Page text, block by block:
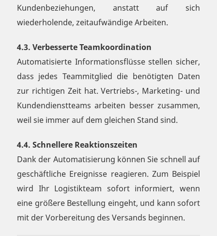
Kundenbeziehungen, anstatt auf sich
wiederholende, zeitaufwändige Arbeiten.
4.3. Verbesserte Teamkoordination
Automatisierte Informationsflüsse stellen sicher,
dass jedes Teammitglied die benötigten Daten
zur richtigen Zeit hat. Vertriebs-, Marketing- und
Kundendienstteams arbeiten besser zusammen,
weil sie immer auf dem gleichen Stand sind.
4.4. Schnellere Reaktionszeiten
Dank der Automatisierung können Sie schnell auf
geschäftliche Ereignisse reagieren. Zum Beispiel
wird Ihr Logistikteam sofort informiert, wenn
eine größere Bestellung eingeht, und kann sofort
mit der Vorbereitung des Versands beginnen.